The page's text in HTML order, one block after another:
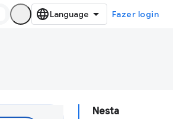
Fazer login
Nesta